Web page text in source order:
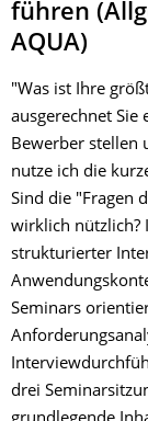
führen
AQUA)
"Was ist Ihre
ausgerechnet Sie
Bewerber stellen
nutze ich die
Sind die "Fragen
wirklich nützlich?
strukturierter
Seminars
drei